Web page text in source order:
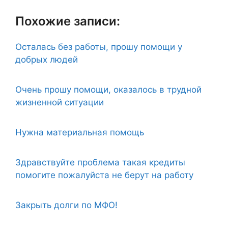
Похожие записи:
Осталась без работы, прошу помощи у
добрых людей
Очень прошу помощи, оказалось в трудной
жизненной ситуации
Нужна материальная помощь
Здравствуйте проблема такая кредиты
помогите пожалуйста не берут на работу
Закрыть долги по МФО!